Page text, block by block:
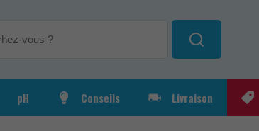
pH Conseils Livraison